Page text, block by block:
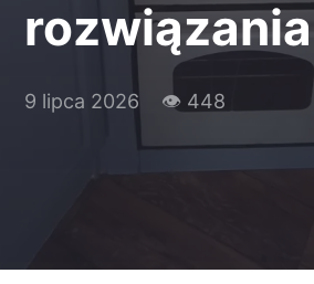
Kontakt
rozwiązania
9 lipca 2026 👁 448